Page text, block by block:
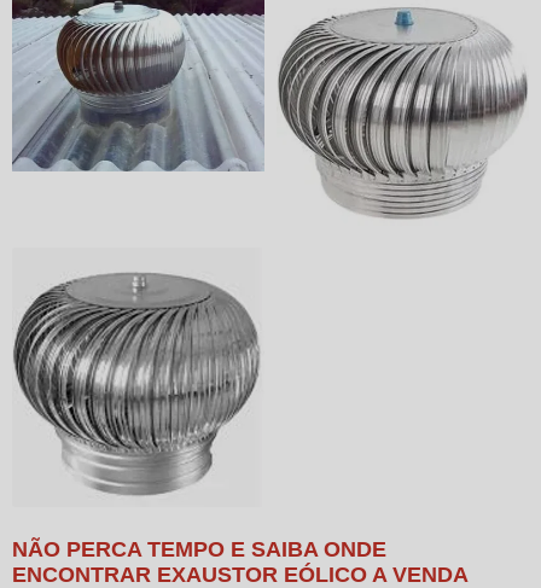
NÃO PERCA TEMPO E SAIBA ONDE
ENCONTRAR EXAUSTOR EÓLICO A VENDA